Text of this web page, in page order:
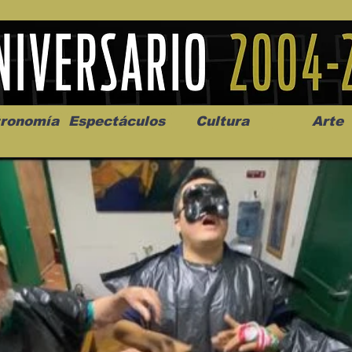
Espectáculos Cultura Arte
abre la
de alto impacto
Celebran el mes del amor
en la Casa de la Cultura
Progreso con micrófono
abierto
"Me llamo
realista y
puesta en